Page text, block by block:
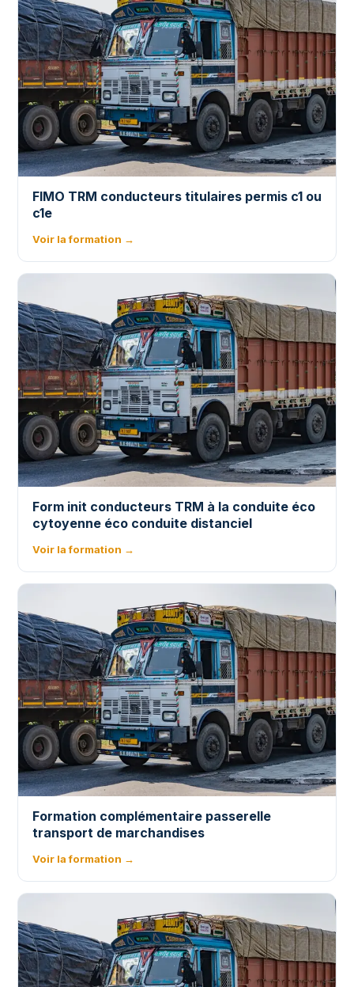
FIMO TRM conducteurs titulaires permis c1 ou
c1e
Voir la formation →
Form init conducteurs TRM à la conduite éco
cytoyenne éco conduite distanciel
Voir la formation →
Formation complémentaire passerelle
transport de marchandises
Voir la formation →